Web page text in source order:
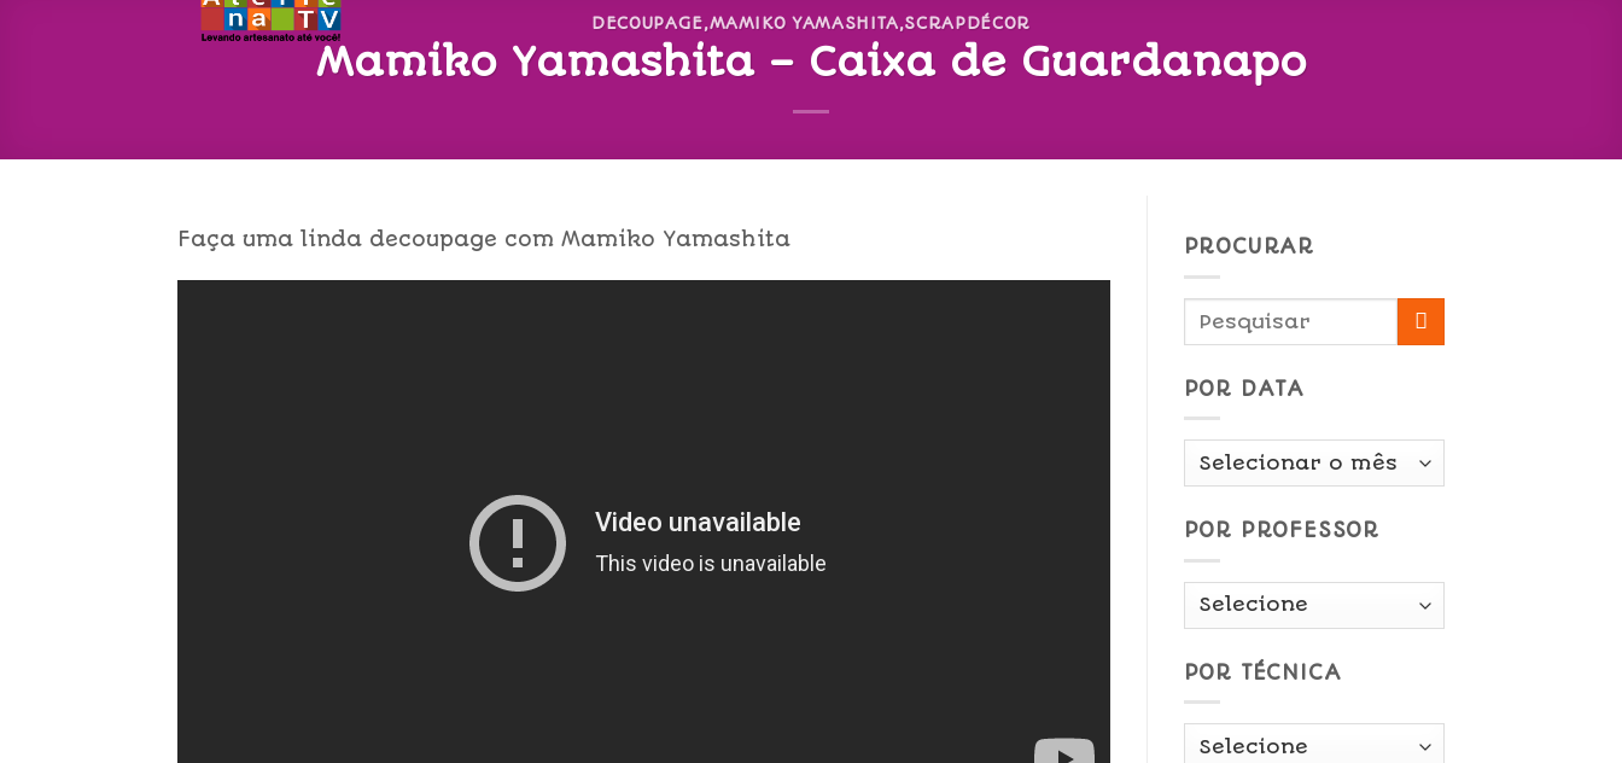
DECOUPAGE,MAMIKO YAMASHITA,SCRAPDÉCOR
Mamiko Yamashita – Caixa de Guardanapo
Faça uma linda decoupage com Mamiko Yamashita PROCURAR
POR DATA
Por
POR PROFESSOR
POR TÉCNICA